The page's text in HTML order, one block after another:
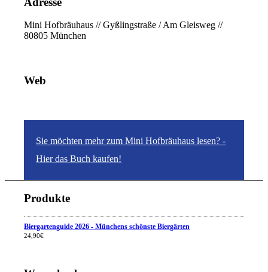
Mini Hofbräuhaus // Gyßlingstraße / Am Gleisweg //
80805 München
Web
Sie möchten mehr zum Mini Hofbräuhaus lesen? -
Hier das Buch kaufen!
Produkte
Biergartenguide 2026 - Münchens schönste Biergärten
24,90€